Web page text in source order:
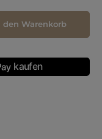
benutze die
den Warenkorb